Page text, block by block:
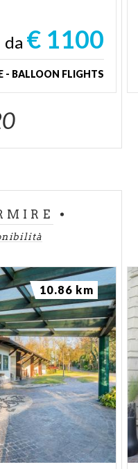
da € 1100
- BALLOON FLIGHTS
10.86 km